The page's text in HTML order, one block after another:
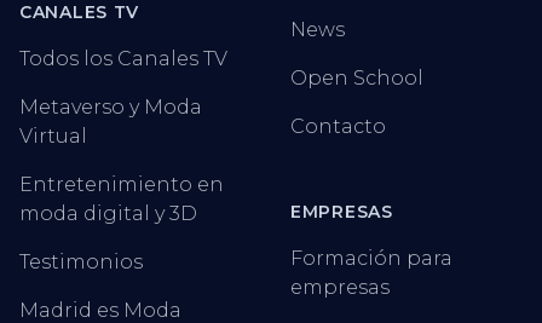
CANALES TV
Todos los Canales TV
Metaverso y Moda
Virtual
Entretenimiento en
moda digital y 3D
Testimonios
Madrid es Moda
News
Open School
Contacto
EMPRESAS
Formación para
empresas